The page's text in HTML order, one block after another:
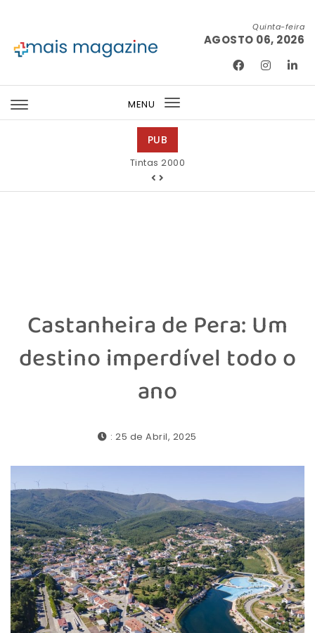
Quinta-feira
AGOSTO 06, 2026
MENU
Toggle
PUB
Tintas 2000
Castanheira de Pera: Um
destino imperdível todo o
ano
: 25 de Abril, 2025